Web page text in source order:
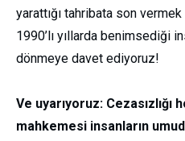
yarattığı tahribata son
1990’lı yıllarda benimsediği
dönmeye davet ediyoruz!
Ve uyarıyoruz:
mahkemesi insanların